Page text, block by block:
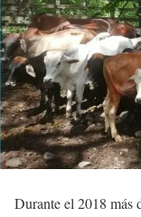
Durante el 2018 más